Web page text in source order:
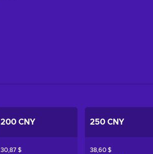
200 CNY
30,87 $
250 CNY
38,60 $